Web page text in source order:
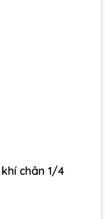
chân 1/4